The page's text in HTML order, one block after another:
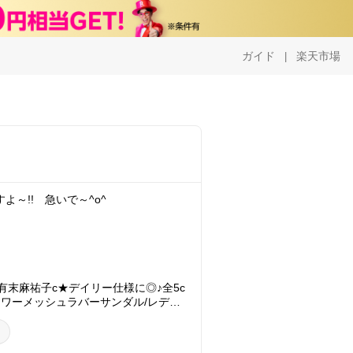
ガイド | 楽天市場
よ～!! 急いで～^o^
麻祐子c★デイリー仕様に◎♪全5c
ーメッシュラバーサンダル/レディ